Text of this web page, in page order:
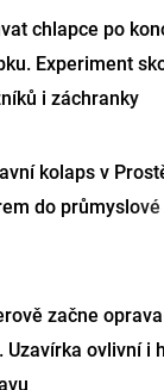
chlapce po
Experiment
i záchranky
kolaps v
do průmyslové
začne
Uzavírka ovlivní i